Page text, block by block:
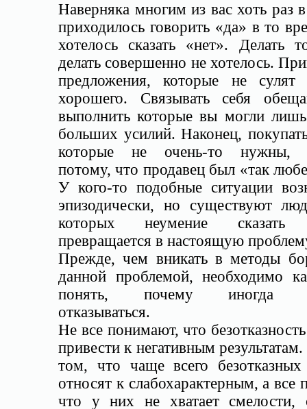
Наверняка многим из вас хоть раз
приходилось говорить «да» в то
хотелось сказать «нет». Делать
делать совершенно не хотелось.
предложения, которые не сулят
хорошего. Связывать себя
выполнить которые вы могли
больших усилий. Наконец,
которые не очень-то нужны,
потому, что продавец был «так
У кого-то подобные ситуации
эпизодически, но существуют
которых неумение сказать
превращается в настоящую
Прежде, чем вникать в методы
данной проблемой, необходимо
понять, почему иногда
отказываться.
Не все понимают, что
привести к негативным
том, что чаще всего
относят к слабохарактерным, а все
что у них не хватает смелости,